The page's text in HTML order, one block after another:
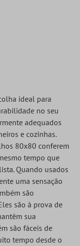
ideal para
no seu
adequados
e cozinhas.
80x80 conferem
tempo que
Quando usados
uma sensação
são
são à prova de
sua
são fáceis de
tempo desde o